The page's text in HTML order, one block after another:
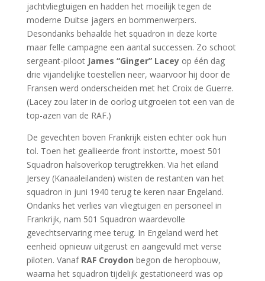
jachtvliegtuigen en hadden het moeilijk tegen de
moderne Duitse jagers en bommenwerpers.
Desondanks behaalde het squadron in deze korte
maar felle campagne een aantal successen. Zo schoot
sergeant-piloot James “Ginger” Laceyop één dag
drie vijandelijke toestellen neer, waarvoor hij door de
Fransen werd onderscheiden met het Croix de Guerre.
(Lacey zou later in de oorlog uitgroeien tot een van de
top-azen van de RAF.)
De gevechten boven Frankrijk eisten echter ook hun
tol. Toen het geallieerde front instortte, moest 501
Squadron halsoverkop terugtrekken. Via het eiland
Jersey (Kanaaleilanden) wisten de restanten van het
squadron in juni 1940 terug te keren naar Engeland.
Ondanks het verlies van vliegtuigen en personeel in
Frankrijk, nam 501 Squadron waardevolle
gevechtservaring mee terug. In Engeland werd het
eenheid opnieuw uitgerust en aangevuld met verse
piloten. Vanaf RAF Croydon begon de heropbouw,
waarna het squadron tijdelijk gestationeerd was op